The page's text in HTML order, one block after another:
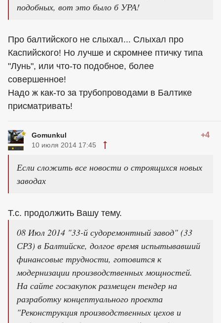
подобных, вот это было б УРА!
Про балтийского не слыхал... Слыхал про
Каспийского! Но лучше и скромнее птичку типа
"Лунь", или что-то подобное, более
совершенное!
Надо ж как-то за трубопроводами в Балтике
присматривать!
Gomunkul +4
10 июля 2014 17:45
Если сложить все новости о строящихся новых
заводах
Т.с. продолжить Вашу тему.
08 Июл 2014 "33-й судоремонтный завод" (33
СРЗ) в Балтийске, долгое время испытывавший
финансовые трудности, готовится к
модернизации производственных мощностей.
На сайте госзакупок размещен тендер на
разработку концептуального проекта
"Реконструкция производственных цехов и